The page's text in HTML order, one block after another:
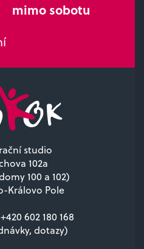
mimo sobotu
studio
102a
100 a 102)
Královo Pole
+420 602 180 168
dotazy)